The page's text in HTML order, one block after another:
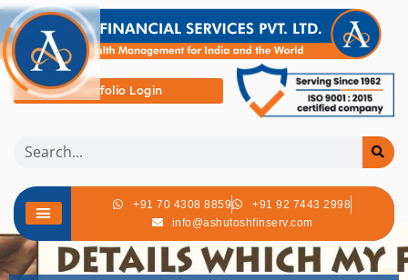
Portfolio Login
+91 70 4308 8859
+91 92 7443 2998
info@ashutoshfinserv.com